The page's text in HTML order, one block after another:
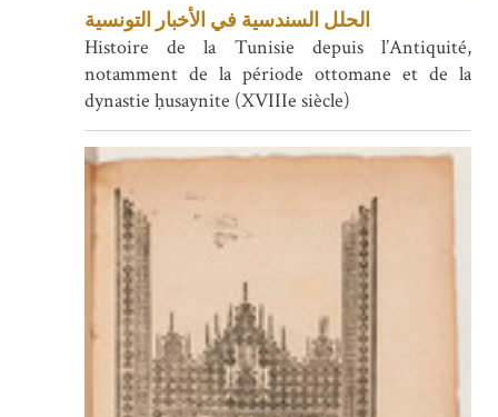
الحلل السندسية في الأخبار التونسية
Histoire de la Tunisie depuis l’Antiquité,
notamment de la période ottomane et de la
dynastie ḥusaynite (XVIIIe siècle)